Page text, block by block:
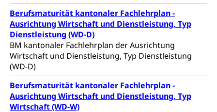
Berufsmaturität kantonaler Fachlehrplan -
Ausrichtung Wirtschaft und Dienstleistung, Typ
Dienstleistung (WD-D)
BM kantonaler Fachlehrplan der Ausrichtung
Wirtschaft und Dienstleistung, Typ Dienstleistung
(WD-D)
Berufsmaturität kantonaler Fachlehrplan -
Ausrichtung Wirtschaft und Dienstleistung, Typ
Wirtschaft (WD-W)
Olympiateam Kanton Luzern
Offene Sporthallen
Gesundheitsförderung
Jugend+Sport
Freiwilliger Schulsport
Sportförderung
Tiere
Haustiere, Heimtiere, Wildtiere, Veterinärmedizin,
Tiermedizin, Tierarzt, Tierschutz, Jagd, Fischerei,
Viehzucht
Hobbytierhaltung und Bienen
Veterinärdienst
Todesfall
Bestattung, Beerdigung, Testament, Erbrecht,
Erbschaft, Todesschein, Todesanzeige,
Zivilstandsamt, Erben, Erbenliste